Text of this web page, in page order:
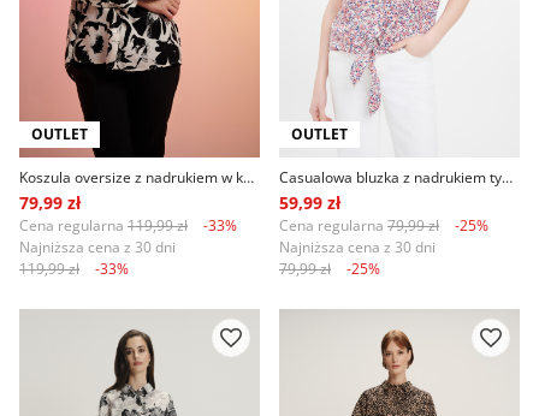
OUTLET
Koszula oversize z nadrukiem w kwiaty
79,99 zł
Cena regularna 119,99 zł
-33%
Najniższa cena z 30 dni
119,99 zł
-33%
OUTLET
Casualowa bluzka z nadrukiem typu łączka
59,99 zł
Cena regularna 79,99 zł
-25%
Najniższa cena z 30 dni
79,99 zł
-25%